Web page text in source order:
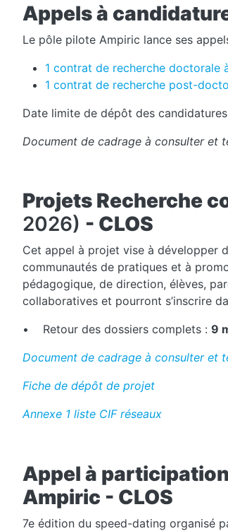
Appels à
Le pôle pilote Ampiric lance ses
1 contrat de recherche doctorale
1 contrat de recherche post-
Date limite de dépôt des
Document de cadrage à consulter et
Projets Recherche
2026) - CLOS
Cet appel à projet vise à développer
communautés de pratiques et à
pédagogique, de direction, élèves,
collaboratives et pourront s’inscrire
• Retour des dossiers complets : 9
Document de cadrage à consulter et
Fiche de dépôt de projet
Annexe 1 liste CIF réseaux
Appel à
Ampiric - CLOS
7e édition du speed-dating organisé